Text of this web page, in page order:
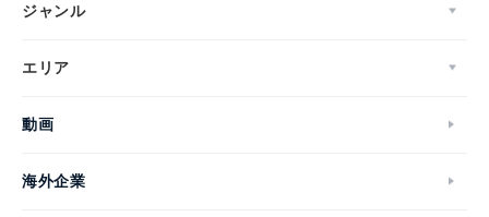
ジャンル
エリア
動画
海外企業